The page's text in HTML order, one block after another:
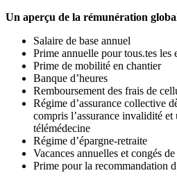
Un aperçu de la rémunération
Salaire de base annuel
Prime annuelle pour tous.tes les
Prime de mobilité en chantier
Banque d’heures
Remboursement des frais de
Régime d’assurance collective
compris l’assurance invalidité
télémédecine
Régime d’épargne-retraite
Vacances annuelles et congés
Prime pour la recommandation